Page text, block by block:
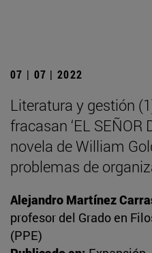
07 | 07 | 2022
Literatura y gestión
fracasan ‘EL SEÑOR
novela de William
problemas de
Alejandro Martínez
profesor del Grado en
(PPE)